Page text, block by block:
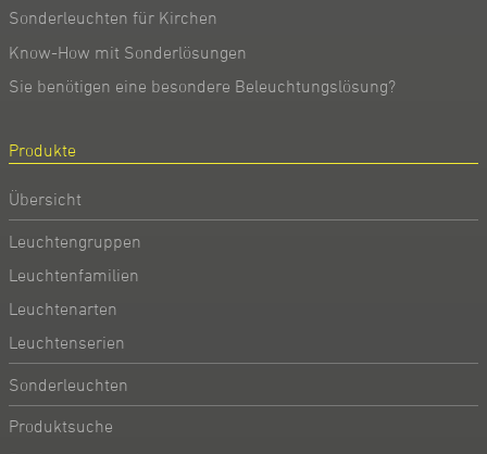
Sonderleuchten für Kirchen
Know-How mit Sonderlösungen
Sie benötigen eine besondere Beleuchtungslösung?
Produkte
Übersicht
Leuchtengruppen
Leuchtenfamilien
Leuchtenarten
Leuchtenserien
Sonderleuchten
Produktsuche